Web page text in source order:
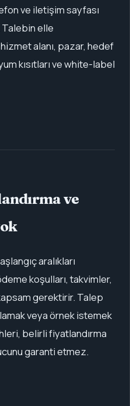
ve iletişim sayfası
Talebin elle
alanı, pazar, hedef
kısıtları ve white-label
ve
aralıkları
koşulları, takvimler,
gerektirir. Talep
veya örnek istemek
belirli fiyatlandırma
garanti etmez.